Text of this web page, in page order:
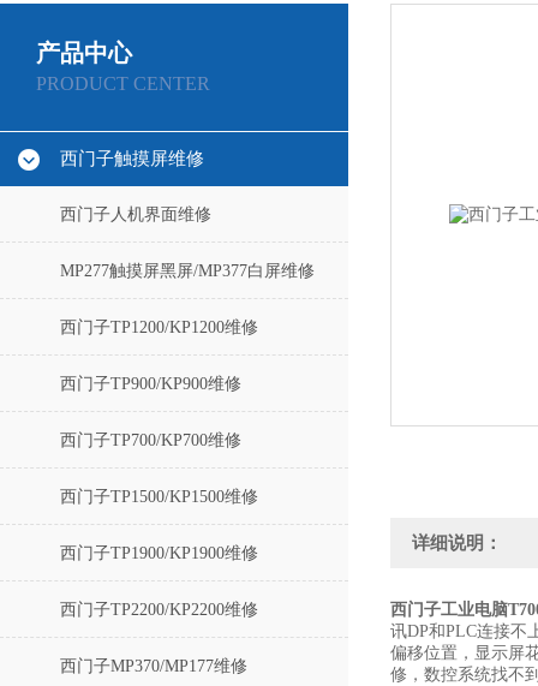
产品中心
PRODUCT CENTER
西门子触摸屏维修
西门子人机界面维修
MP277触摸屏黑屏/MP377白屏维修
西门子TP1200/KP1200维修
西门子TP900/KP900维修
西门子TP700/KP700维修
西门子TP1500/KP1500维修
西门子TP1900/KP1900维修
西门子TP2200/KP2200维修
西门子MP370/MP177维修
详细说明：
西门子工业电脑
讯DP和PLC连接不
偏移位置，显示屏
修，数控系统找不